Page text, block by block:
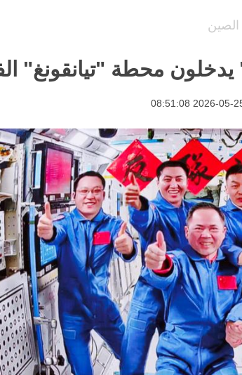
الصين
2026-05-25